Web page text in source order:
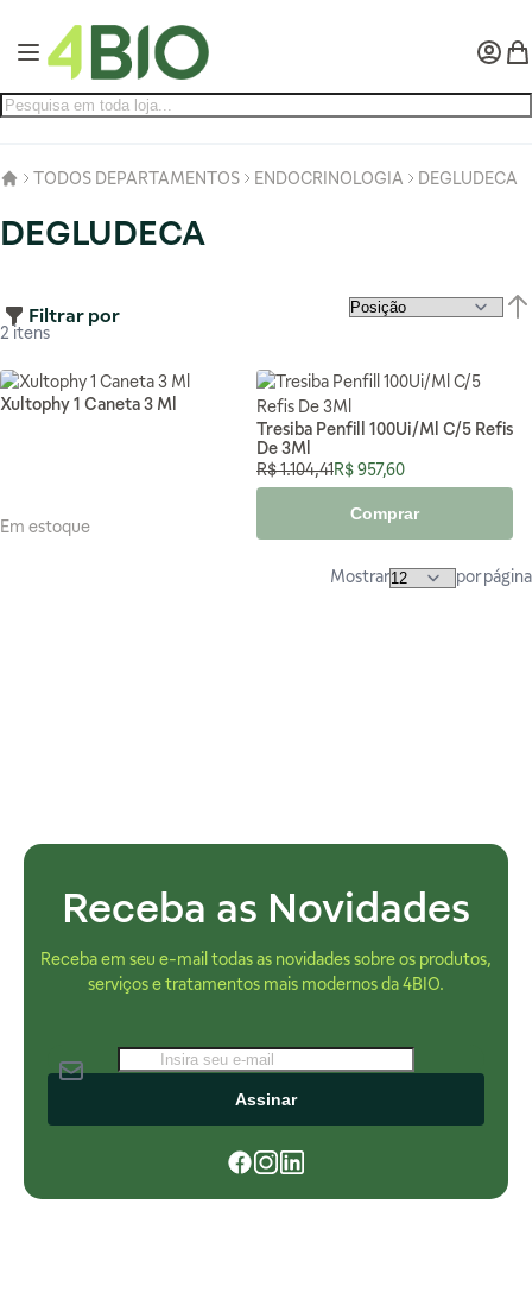
Alternar Nav
Minha
TODOS DEPARTAMENTOS ENDOCRINOLOGIA DEGLUDECA
DEGLUDECA
Filtrar por
2 itens
Xultophy 1 Caneta 3 Ml
Em estoque
Tresiba Penfill 100Ui/Ml C/5 Refis
De 3Ml
Preço Especial
R$ 957,60
Preço Normal
R$ 1.104,41
Comprar
Mostrar por página
Receba as Novidades
Receba em seu e-mail todas as novidades sobre os produtos,
serviços e tratamentos mais modernos da 4BIO.
Assinar